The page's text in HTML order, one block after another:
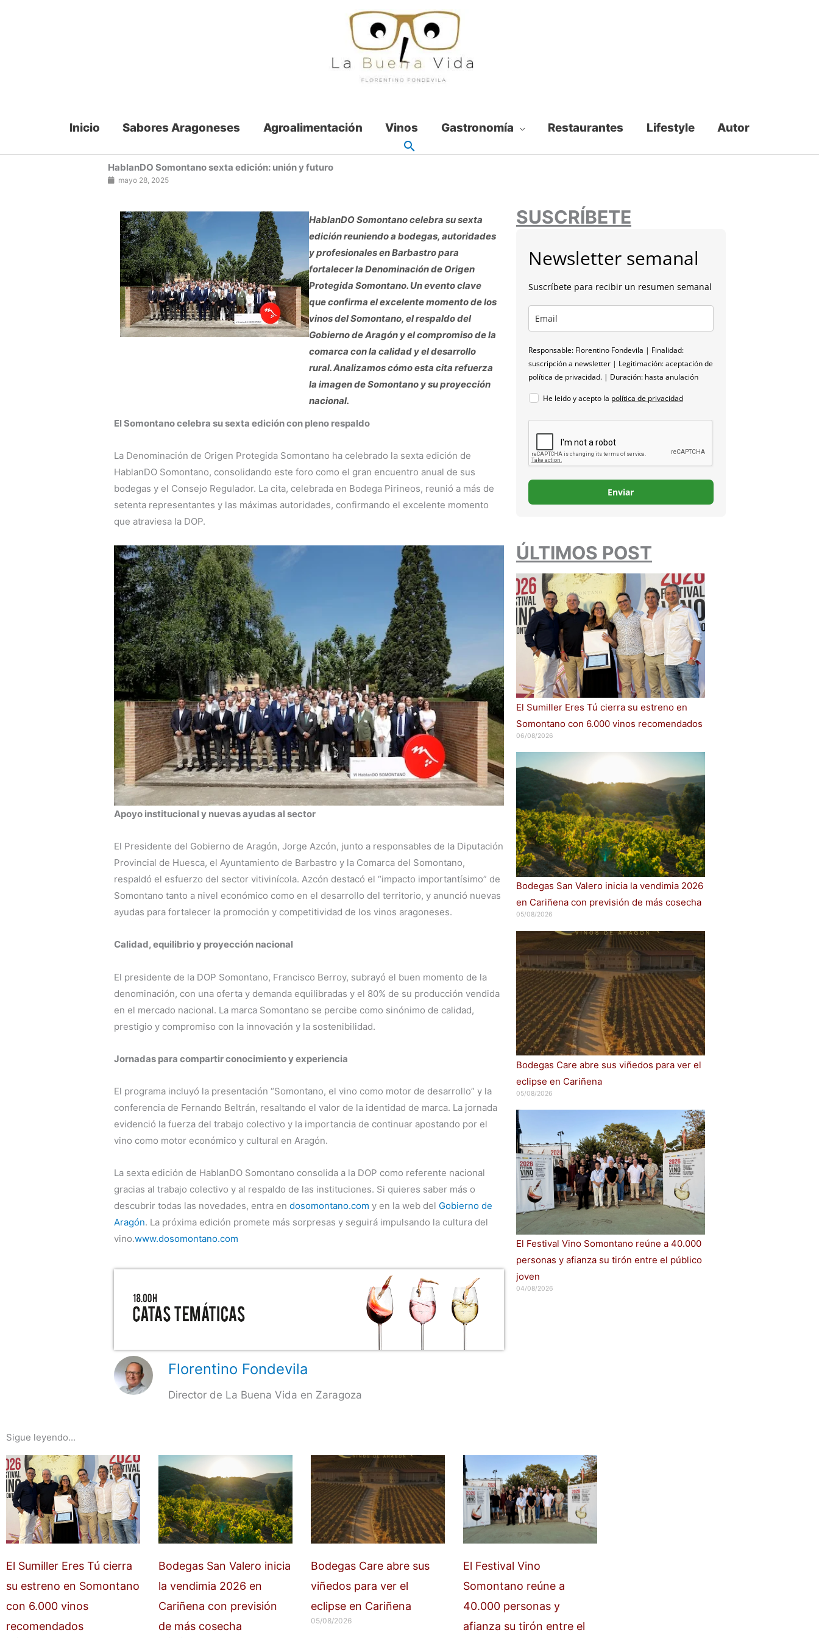
Inicio Sabores Aragoneses Agroalimentación Vinos Gastronomía Restaurantes Lifestyle Autor
HablanDO Somontano sexta edición: unión y futuro
mayo 28, 2025
HablanDO Somontano celebra su sexta
edición reuniendo a bodegas, autoridades
y profesionales en Barbastro para
fortalecer la Denominación de Origen
Protegida Somontano. Un evento clave
que confirma el excelente momento de los
vinos del Somontano, el respaldo del
Gobierno de Aragón y el compromiso de la
comarca con la calidad y el desarrollo
rural. Analizamos cómo esta cita refuerza
la imagen de Somontano y su proyección
nacional.
El Somontano celebra su sexta edición con pleno respaldo
La Denominación de Origen Protegida Somontano ha celebrado la sexta edición de
HablanDO Somontano, consolidando este foro como el gran encuentro anual de sus
bodegas y el Consejo Regulador. La cita, celebrada en Bodega Pirineos, reunió a más de
setenta representantes y las máximas autoridades, confirmando el excelente momento
que atraviesa la DOP.
Apoyo institucional y nuevas ayudas al sector
El Presidente del Gobierno de Aragón, Jorge Azcón, junto a responsables de la Diputación
Provincial de Huesca, el Ayuntamiento de Barbastro y la Comarca del Somontano,
respaldó el esfuerzo del sector vitivinícola. Azcón destacó el “impacto importantísimo” de
Somontano tanto a nivel económico como en el desarrollo del territorio, y anunció nuevas
ayudas para fortalecer la promoción y competitividad de los vinos aragoneses.
Calidad, equilibrio y proyección nacional
El presidente de la DOP Somontano, Francisco Berroy, subrayó el buen momento de la
denominación, con una oferta y demanda equilibradas y el 80% de su producción vendida
en el mercado nacional. La marca Somontano se percibe como sinónimo de calidad,
prestigio y compromiso con la innovación y la sostenibilidad.
Jornadas para compartir conocimiento y experiencia
El programa incluyó la presentación “Somontano, el vino como motor de desarrollo” y la
conferencia de Fernando Beltrán, resaltando el valor de la identidad de marca. La jornada
evidenció la fuerza del trabajo colectivo y la importancia de continuar apostando por el
vino como motor económico y cultural en Aragón.
La sexta edición de HablanDO Somontano consolida a la DOP como referente nacional
gracias al trabajo colectivo y al respaldo de las instituciones. Si quieres saber más o
descubrir todas las novedades, entra en dosomontano.com y en la web del Gobierno de
Aragón. La próxima edición promete más sorpresas y seguirá impulsando la cultura del
vino.www.dosomontano.com
Florentino Fondevila
Director de La Buena Vida en Zaragoza
SUSCRÍBETE
Newsletter semanal
Suscríbete para recibir un resumen semanal
Responsable: Florentino Fondevila | Finalidad:
suscripción a newsletter | Legitimación: aceptación de
política de privacidad. | Duración: hasta anulación
He leido y acepto la política de privacidad
Enviar
ÚLTIMOS POST
El Sumiller Eres Tú cierra su estreno en
Somontano con 6.000 vinos recomendados
06/08/2026
Bodegas San Valero inicia la vendimia 2026
en Cariñena con previsión de más cosecha
05/08/2026
Bodegas Care abre sus viñedos para ver el
eclipse en Cariñena
05/08/2026
El Festival Vino Somontano reúne a 40.000
personas y afianza su tirón entre el público
joven
04/08/2026
Sigue leyendo...
El Sumiller Eres Tú cierra
su estreno en Somontano
con 6.000 vinos
recomendados
Bodegas San Valero inicia
la vendimia 2026 en
Cariñena con previsión
de más cosecha
Bodegas Care abre sus
viñedos para ver el
eclipse en Cariñena
05/08/2026
El Festival Vino
Somontano reúne a
40.000 personas y
afianza su tirón entre el